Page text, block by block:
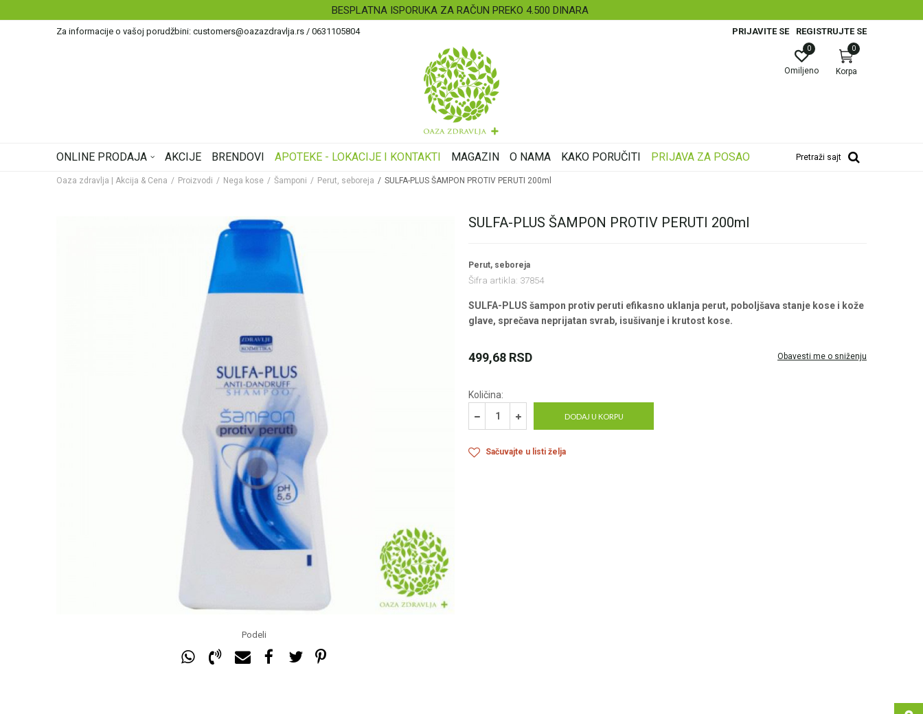
BESPLATNA ISPORUKA ZA RAČUN PREKO 4.500 DINARA
Za informacije o vašoj porudžbini: customers@oazazdravlja.rs / 0631105804 PRIJAVITE SE REGISTRUJTE SE
Korpa
0
Omiljeno
0
ONLINE PRODAJA AKCIJE BRENDOVI APOTEKE - LOKACIJE I KONTAKTI MAGAZIN O NAMA KAKO PORUČITI PRIJAVA ZA POSAO Pretraži sajt
Oaza zdravlja | Akcija & Cena Proizvodi Nega kose Šamponi Perut, seboreja SULFA-PLUS ŠAMPON PROTIV PERUTI 200ml
Podeli
SULFA-PLUS ŠAMPON PROTIV PERUTI 200ml
Perut, seboreja
Šifra artikla: 37854
SULFA-PLUS šampon protiv peruti efikasno uklanja perut, poboljšava stanje kose i kože
glave, sprečava neprijatan svrab, isušivanje i krutost kose.
499,68 RSD Obavesti me o sniženju
Količina:
DODAJ U KORPU
Sačuvajte u listi želja